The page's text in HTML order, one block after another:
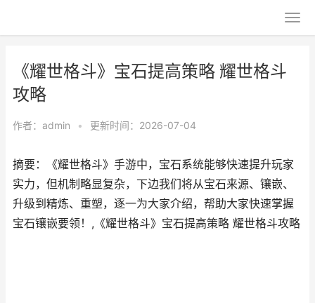
《耀世格斗》宝石提高策略 耀世格斗
攻略
作者： admin • 更新时间：2026-07-04
摘要：《耀世格斗》手游中，宝石系统能够快速提升玩家
实力，但机制略显复杂，下边我们将从宝石来源、镶嵌、
升级到精炼、重塑，逐一为大家介绍，帮助大家快速掌握
宝石镶嵌要领！,《耀世格斗》宝石提高策略 耀世格斗攻略